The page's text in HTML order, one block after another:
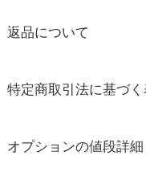
返品について
特定商取引法に基づ
オプションの値段詳細